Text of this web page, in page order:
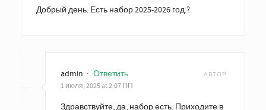
Добрый день. Есть набор 2025-2026 год.?
admin · Ответить АВТОР
1 июля, 2025 at 2:07 ПП
Здравствуйте, да, набор есть. Приходите в